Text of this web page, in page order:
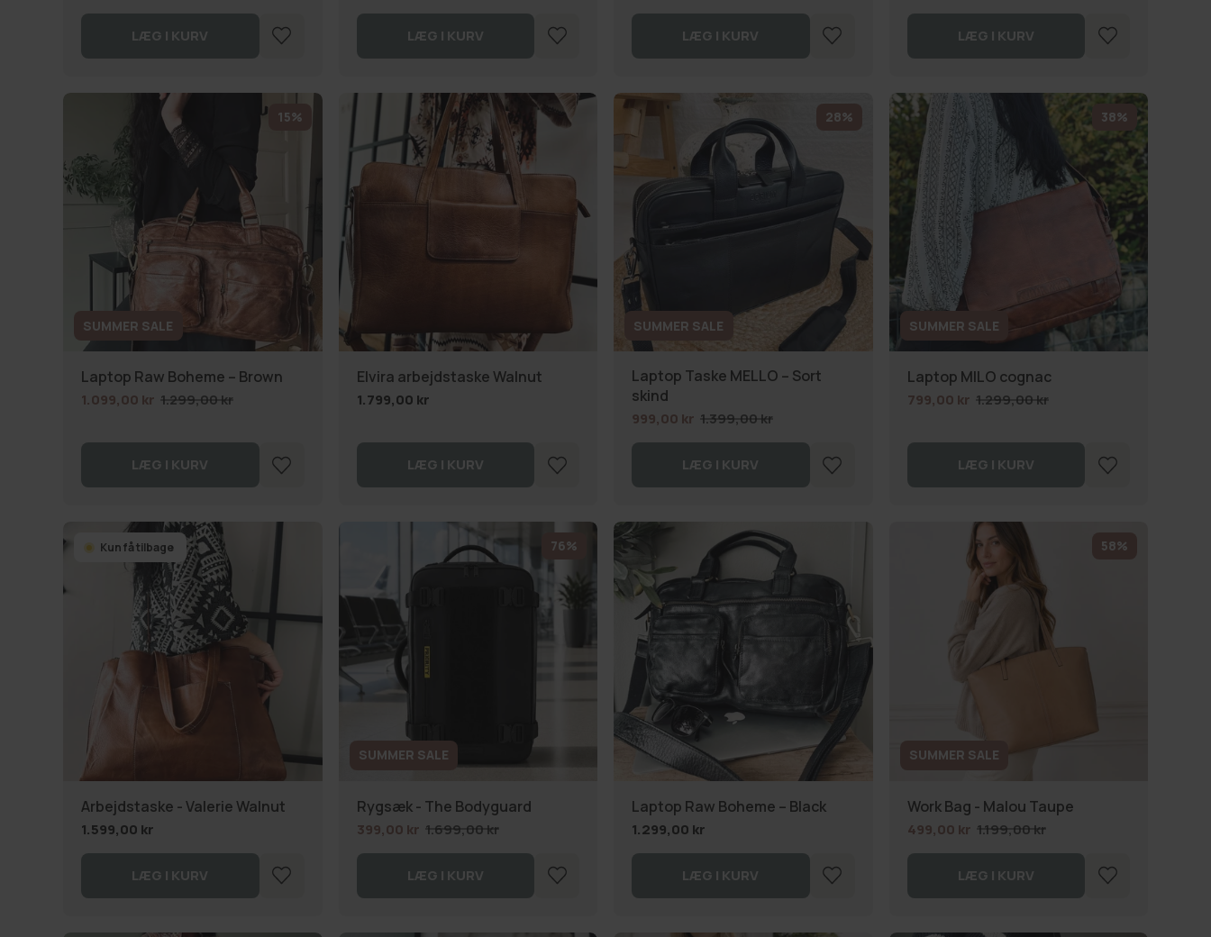
LÆG I KURV LÆG I KURV LÆG I KURV LÆG I KURV
SUMMER SALE
15%
Laptop Raw Boheme – Brown
1.099,00 kr 1.299,00 kr
LÆG I KURV
Elvira arbejdstaske Walnut
1.799,00 kr
LÆG I KURV
SUMMER SALE
28%
Laptop Taske MELLO – Sort
skind
999,00 kr 1.399,00 kr
LÆG I KURV
SUMMER SALE
38%
Laptop MILO cognac
799,00 kr 1.299,00 kr
LÆG I KURV
Kun få tilbage
Arbejdstaske - Valerie Walnut
1.599,00 kr
LÆG I KURV
SUMMER SALE
76%
Rygsæk - The Bodyguard
399,00 kr 1.699,00 kr
LÆG I KURV
Laptop Raw Boheme – Black
1.299,00 kr
LÆG I KURV
SUMMER SALE
58%
Work Bag - Malou Taupe
499,00 kr 1.199,00 kr
LÆG I KURV